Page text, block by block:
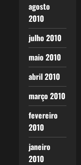
agosto
2010
julho 2010
maio 2010
abril 2010
março 2010
fevereiro
2010
janeiro
2010